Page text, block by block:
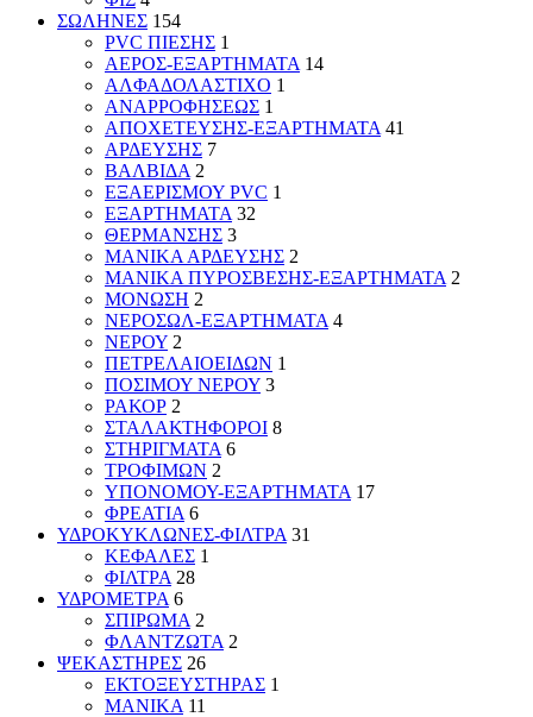
ΣΩΛΗΝΕΣ 154
PVC ΠΙΕΣΗΣ 1
ΑΕΡΟΣ-ΕΞΑΡΤΗΜΑΤΑ 14
ΑΛΦΑΔΟΛΑΣΤΙΧΟ 1
ΑΝΑΡΡΟΦΗΣΕΩΣ 1
ΑΠΟΧΕΤΕΥΣΗΣ-ΕΞΑΡΤΗΜΑΤΑ 41
ΑΡΔΕΥΣΗΣ 7
ΒΑΛΒΙΔΑ 2
ΕΞΑΕΡΙΣΜΟΥ PVC 1
ΕΞΑΡΤΗΜΑΤΑ 32
ΘΕΡΜΑΝΣΗΣ 3
ΜΑΝΙΚΑ ΑΡΔΕΥΣΗΣ 2
ΜΑΝΙΚΑ ΠΥΡΟΣΒΕΣΗΣ-ΕΞΑΡΤΗΜΑΤΑ 2
ΜΟΝΩΣΗ 2
ΝΕΡΟΣΩΛ-ΕΞΑΡΤΗΜΑΤΑ 4
ΝΕΡΟΥ 2
ΠΕΤΡΕΛΑΙΟΕΙΔΩΝ 1
ΠΟΣΙΜΟΥ ΝΕΡΟΥ 3
ΡΑΚΟΡ 2
ΣΤΑΛΑΚΤΗΦΟΡΟΙ 8
ΣΤΗΡΙΓΜΑΤΑ 6
ΤΡΟΦΙΜΩΝ 2
ΥΠΟΝΟΜΟΥ-ΕΞΑΡΤΗΜΑΤΑ 17
ΦΡΕΑΤΙΑ 6
ΥΔΡΟΚΥΚΛΩΝΕΣ-ΦΙΛΤΡΑ 31
ΚΕΦΑΛΕΣ 1
ΦΙΛΤΡΑ 28
ΥΔΡΟΜΕΤΡΑ 6
ΣΠΙΡΩΜΑ 2
ΦΛΑΝΤΖΩΤΑ 2
ΨΕΚΑΣΤΗΡΕΣ 26
ΕΚΤΟΞΕΥΣΤΗΡΑΣ 1
ΜΑΝΙΚΑ 11